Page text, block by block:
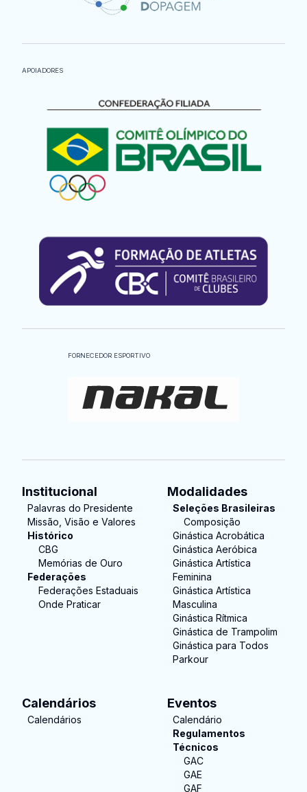
APOIADORES
FORNECEDOR ESPORTIVO
Institucional
Palavras do Presidente
Missão, Visão e Valores
Histórico
CBG
Memórias de Ouro
Federações
Federações Estaduais
Onde Praticar
Modalidades
Seleções Brasileiras
Composição
Ginástica Acrobática
Ginástica Aeróbica
Ginástica Artística
Feminina
Ginástica Artística
Masculina
Ginástica Rítmica
Ginástica de Trampolim
Ginástica para Todos
Parkour
Calendários
Calendários
Eventos
Calendário
Regulamentos
Técnicos
GAC
GAE
GAF